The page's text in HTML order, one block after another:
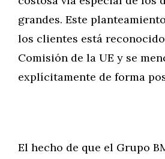
grandes. Este
los clientes está
Comisión de la UE y se
explícitamente de forma
El hecho de que el Grupo